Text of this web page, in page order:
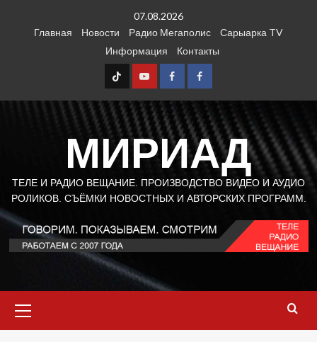
07.08.2026
Главная
Новости Радио Мегаполис
Сарыарка TV
Информация
Контакты
TT Youtube
FB1 FB2
МИРИАД
ТЕЛЕ И РАДИО ВЕЩАНИЕ. ПРОИЗВОДСТВО ВИДЕО И АУДИО
РОЛИКОВ. СЪЁМКИ НОВОСТНЫХ И АВТОРСКИХ ПРОГРАММ.
меню